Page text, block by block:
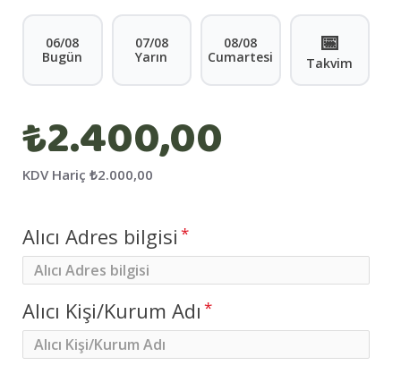
06/08
Bugün
07/08
Yarın
08/08
Cumartesi
📅
Takvim
₺2.400,00
KDV Hariç ₺2.000,00
Alıcı Adres bilgisi
Alıcı Kişi/Kurum Adı